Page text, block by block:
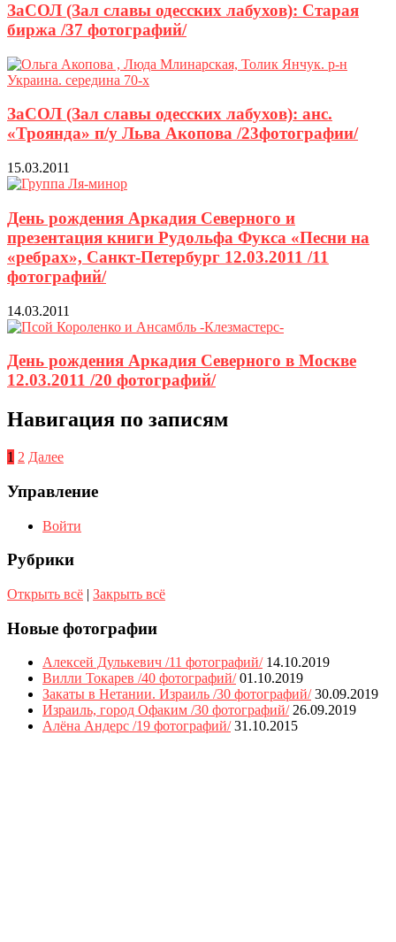
ЗаСОЛ (Зал славы одесских лабухов): Старая
биржа /37 фотографий/
ЗаСОЛ (Зал славы одесских лабухов): анс.
«Троянда» п/у Льва Акопова /23фотографии/
15.03.2011
День рождения Аркадия Северного и
презентация книги Рудольфа Фукса «Песни на
«ребрах», Санкт-Петербург 12.03.2011 /11
фотографий/
14.03.2011
День рождения Аркадия Северного в Москве
12.03.2011 /20 фотографий/
Навигация по записям
1 2 Далее
Управление
Войти
Рубрики
Открыть всё | Закрыть всё
Новые фотографии
Алексей Дулькевич /11 фотографий/ 14.10.2019
Вилли Токарев /40 фотографий/ 01.10.2019
Закаты в Нетании. Израиль /30 фотографий/ 30.09.2019
Израиль, город Офаким /30 фотографий/ 26.09.2019
Алёна Андерс /19 фотографий/ 31.10.2015